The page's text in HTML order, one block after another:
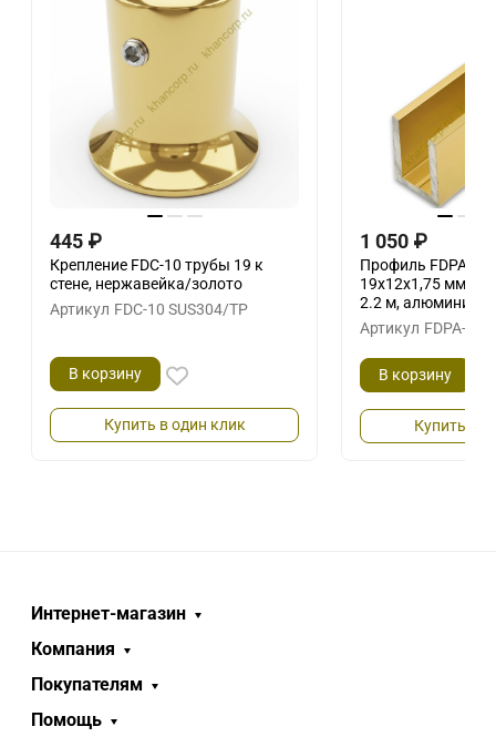
445 ₽
Крепление FDC-10 трубы 19 к
стене, нержавейка/золото
Артикул FDC-10 SUS304/TP
В корзину
Купить в один клик
1 050 ₽
Профиль FDPA-
19х12х1,75 мм
2.2 м, алюминий/
Артикул FDPA-
В корзину
Купить в
Интернет-магазин
Компания
Покупателям
Помощь